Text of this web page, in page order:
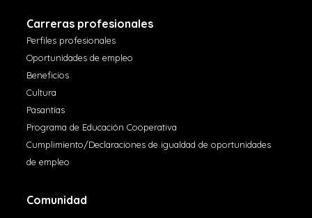
Carreras profesionales
Perfiles profesionales
Oportunidades de empleo
Beneficios
Cultura
Pasantías
Programa de Educación Cooperativa
Cumplimiento/Declaraciones de igualdad de oportunidades
de empleo
Comunidad